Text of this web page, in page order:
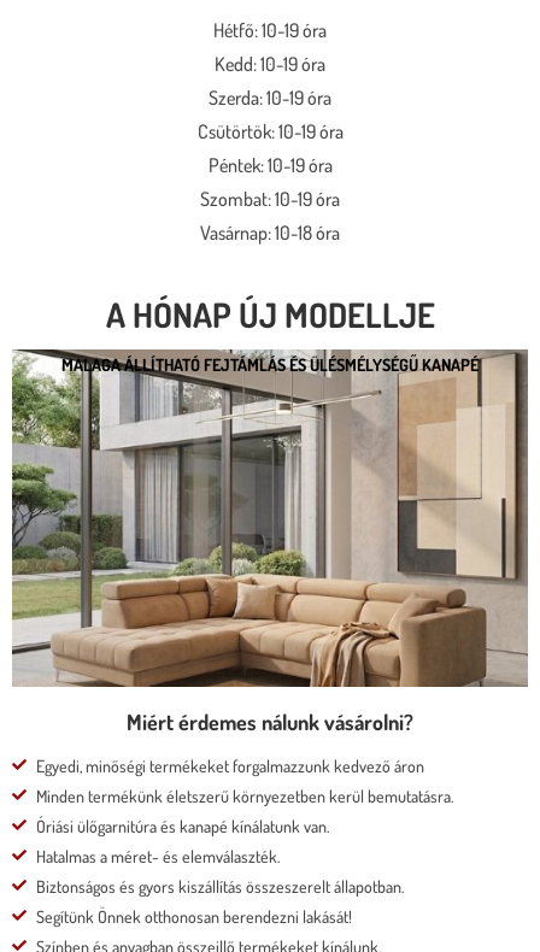
Hétfő: 10-19 óra
Kedd: 10-19 óra
Szerda: 10-19 óra
Csütörtök: 10-19 óra
Péntek: 10-19 óra
Szombat: 10-19 óra
Vasárnap: 10-18 óra
A HÓNAP ÚJ MODELLJE
MALAGA ÁLLÍTHATÓ FEJTÁMLÁS ÉS ÜLÉSMÉLYSÉGŰ KANAPÉ
MALAGA ÁLLÍTHATÓ FEJTÁMLÁS ÉS
ÜLÉSMÉLYSÉGŰ KANAPÉ
* kedvező ár
* moduláris rendszer
* motoros állíthatóság
Megnézem
Miért érdemes nálunk vásárolni?
Egyedi, minőségi termékeket forgalmazzunk kedvező áron
Minden termékünk életszerű környezetben kerül bemutatásra.
Óriási ülőgarnitúra és kanapé kínálatunk van.
Hatalmas a méret- és elemválaszték.
Biztonságos és gyors kiszállítás összeszerelt állapotban.
Segítünk Önnek otthonosan berendezni lakását!
Színben és anyagban összeillő termékeket kínálunk.